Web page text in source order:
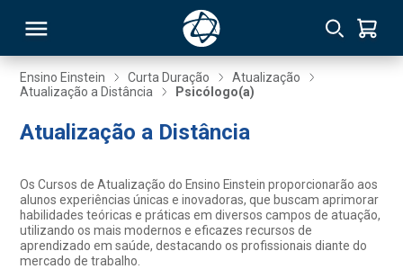
Ensino Einstein Curta Duração
Atualização
Atualização a Distância
Psicólogo(a)
Atualização a Distância
Os Cursos de Atualização do Ensino Einstein proporcionarão aos
alunos experiências únicas e inovadoras, que buscam aprimorar
habilidades teóricas e práticas em diversos campos de atuação,
utilizando os mais modernos e eficazes recursos de
aprendizado em saúde, destacando os profissionais diante do
mercado de trabalho.